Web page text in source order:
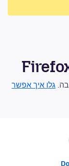
גלו איך אפשר